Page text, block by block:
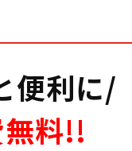
便利に/
料!!